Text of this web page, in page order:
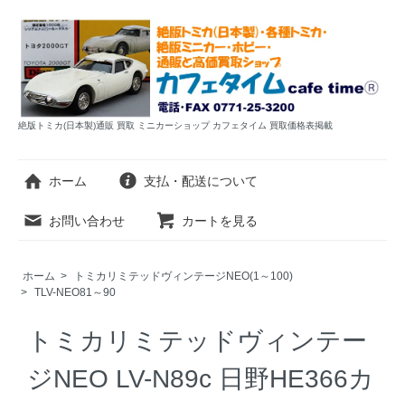
絶版トミカ(日本製)通販 買取 ミニカーショップ カフェタイム 買取価格表掲載
ホーム 支払・配送について
お問い合わせ カートを見る
ホーム >
トミカリミテッドヴィンテージNEO(1～100)
> TLV-NEO81～90
トミカリミテッドヴィンテー
ジNEO LV-N89c 日野HE366カ